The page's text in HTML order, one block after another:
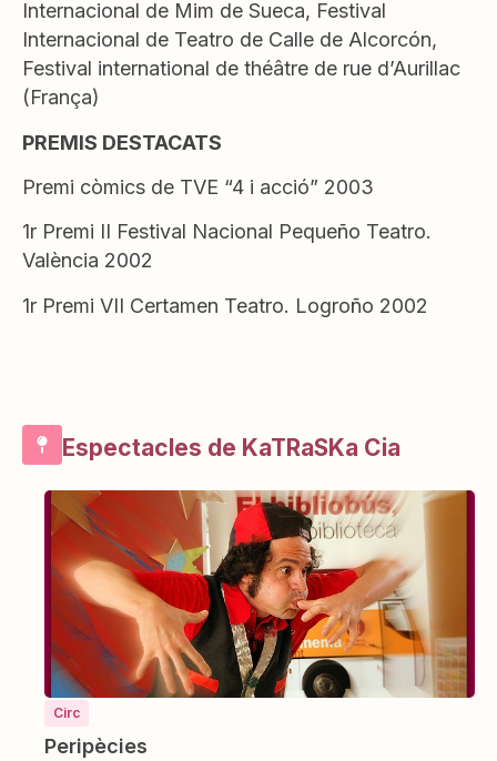
Internacional de Mim de Sueca, Festival
Internacional de Teatro de Calle de Alcorcón,
Festival international de théâtre de rue d’Aurillac
(França)
PREMIS DESTACATS
Premi còmics de TVE “4 i acció” 2003
1r Premi II Festival Nacional Pequeño Teatro.
València 2002
1r Premi VII Certamen Teatro. Logroño 2002
Espectacles de KaTRaSKa Cia
Circ
Peripècies